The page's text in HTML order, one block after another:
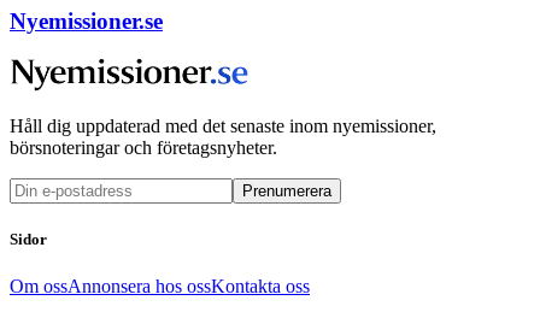
Nyemissioner.se
Håll dig uppdaterad med det senaste inom nyemissioner,
börsnoteringar och företagsnyheter.
Prenumerera
Sidor
Om ossAnnonsera hos ossKontakta oss